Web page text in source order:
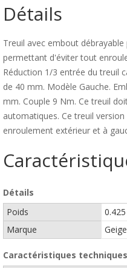
Détails
Treuil avec embout
permettant d'éviter tout
Réduction 1/3 entrée du treuil
de 40 mm. Modèle Gauche.
mm. Couple 9 Nm. Ce treuil
automatiques. Ce treuil
enroulement extérieur et à
Détails
Poids
Marque
Caractéristiques techniques